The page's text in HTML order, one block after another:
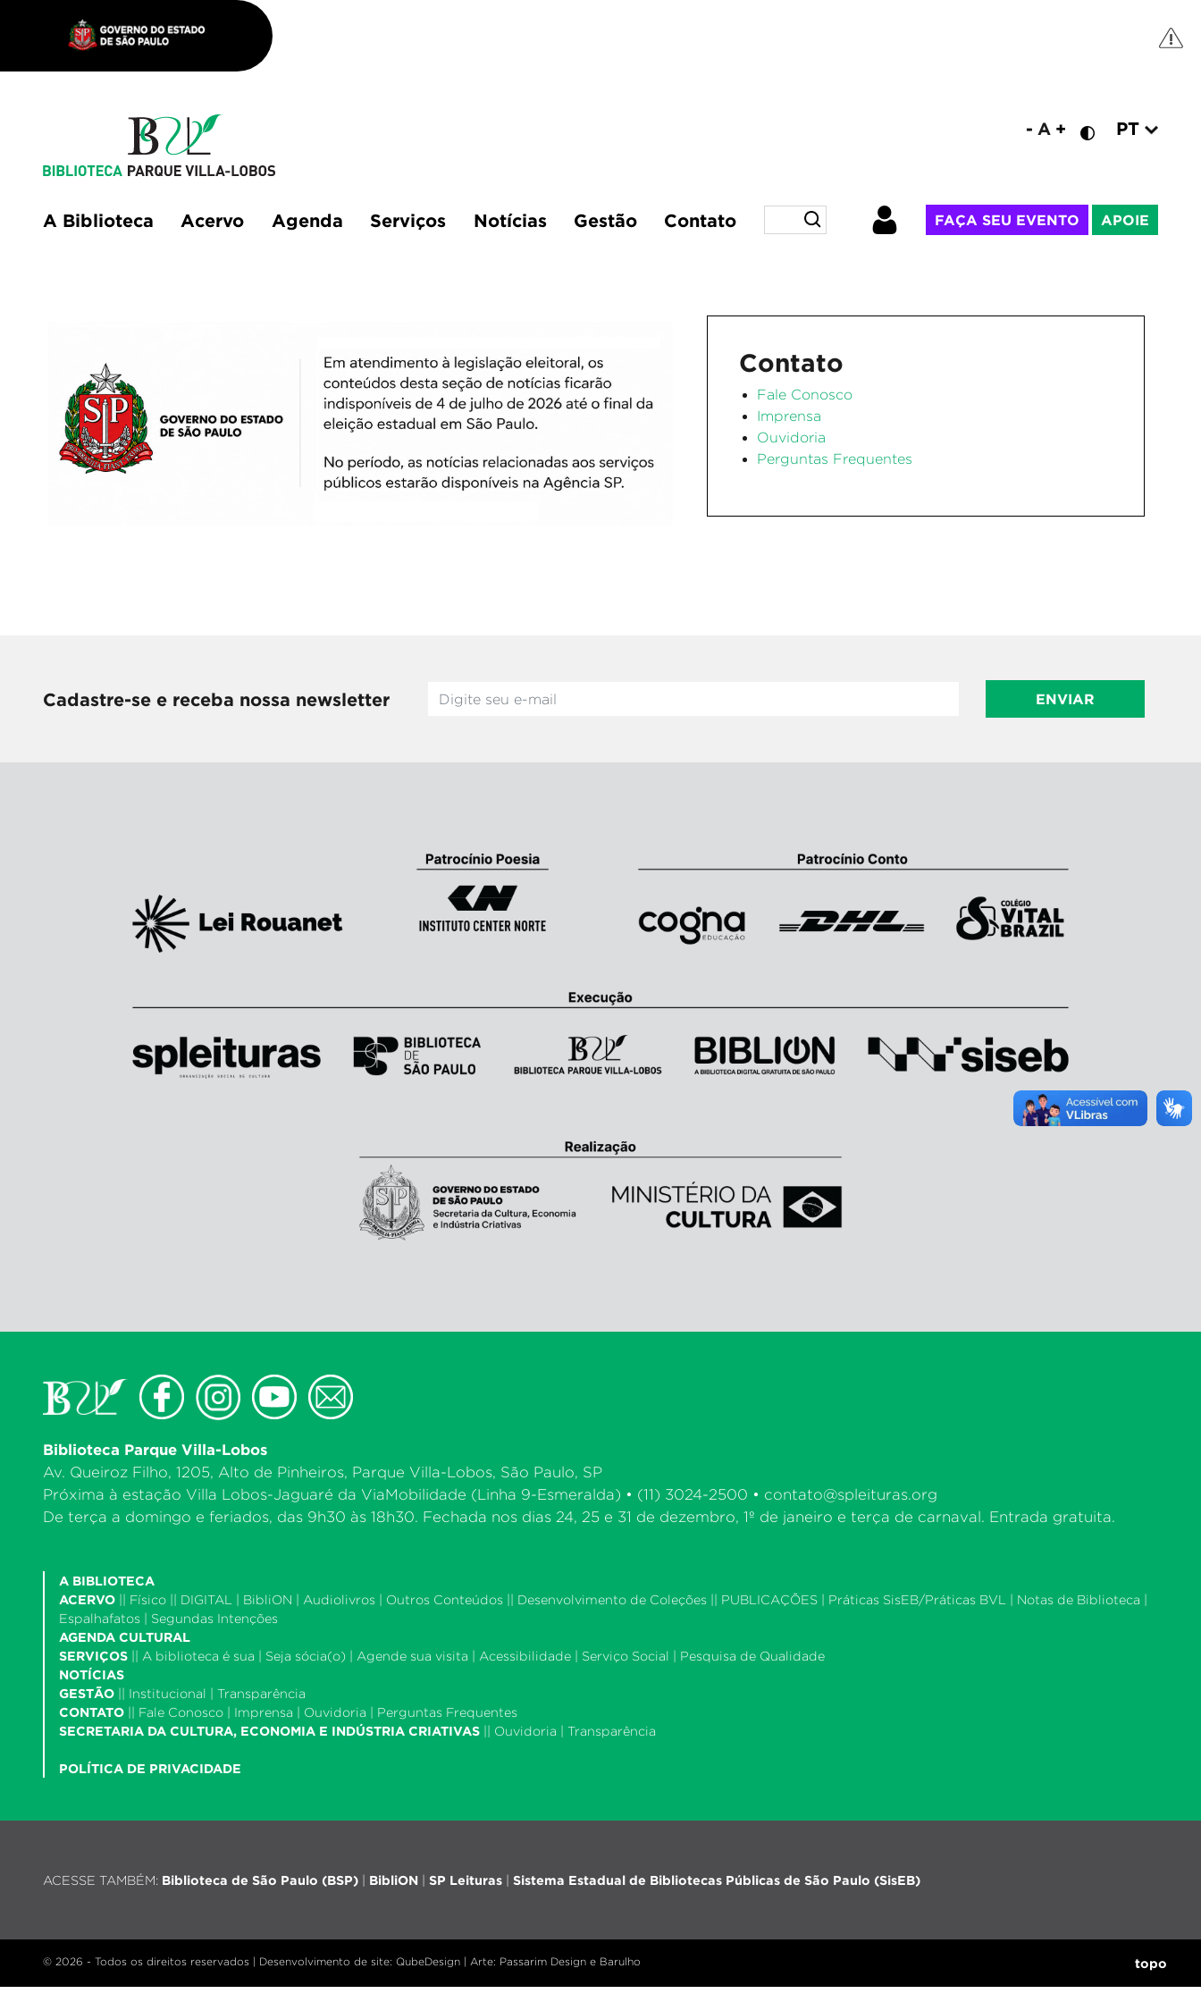
- A + PT
A Biblioteca Acervo Agenda Serviços Notícias Gestão Contato FAÇA SEU EVENTO APOIE
Contato
Fale Conosco
Imprensa
Ouvidoria
Perguntas Frequentes
Cadastre-se e receba nossa newsletter ENVIAR
Biblioteca Parque Villa-Lobos
Av. Queiroz Filho, 1205, Alto de Pinheiros, Parque Villa-Lobos, São Paulo, SP
Próxima à estação Villa Lobos-Jaguaré da ViaMobilidade (Linha 9-Esmeralda) • (11) 3024-2500 • contato@spleituras.org
De terça a domingo e feriados, das 9h30 às 18h30. Fechada nos dias 24, 25 e 31 de dezembro, 1º de janeiro e terça de carnaval. Entrada gratuita.
A BIBLIOTECA
ACERVO
Físico || DIGITAL | BibliON Audiolivros Outros Conteúdos Desenvolvimento de Coleções || PUBLICAÇÕES | Práticas SisEB/Práticas BVL Notas de Biblioteca
Espalhafatos
Segundas Intenções
AGENDA CULTURAL
SERVIÇOS
A biblioteca é sua Seja sócia(o) Agende sua visita Acessibilidade Serviço Social
Pesquisa de Qualidade
NOTÍCIAS
GESTÃO
Institucional
Transparência
CONTATO
Fale Conosco Imprensa Ouvidoria
Perguntas Frequentes
SECRETARIA DA CULTURA, ECONOMIA E INDÚSTRIA CRIATIVAS
Ouvidoria Transparência
POLÍTICA DE PRIVACIDADE
ACESSE TAMBÉM: Biblioteca de São Paulo (BSP) BibliON SP Leituras Sistema Estadual de Bibliotecas Públicas de São Paulo (SisEB)
© 2026 - Todos os direitos reservados | Desenvolvimento de site: QubeDesign | Arte: Passarim Design e Barulho topo